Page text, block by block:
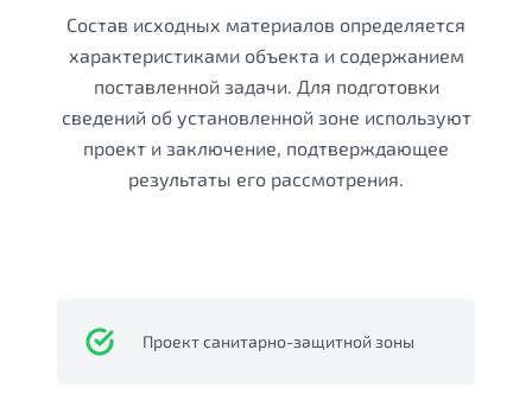
Состав исходных материалов определяется
характеристиками объекта и содержанием
поставленной задачи. Для подготовки
сведений об установленной зоне используют
проект и заключение, подтверждающее
результаты его рассмотрения.
Проект санитарно-защитной зоны